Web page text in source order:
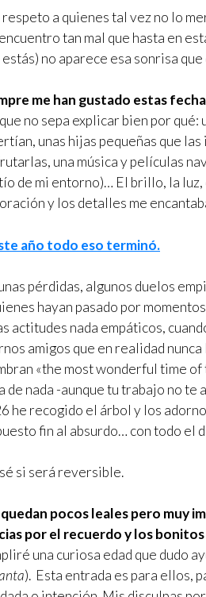
respeto a quienes tal vez no lo
tan mal que hasta en
estás) no aparece esa sonrisa
me han gustado estas
no sepa explicar bien por
unas hijas pequeñas que
una música y películas
de mi entorno)… El brillo, la
y los detalles me
año todo eso terminó.
pérdidas, algunos duelos
hayan pasado por
actitudes nada empáticos,
amigos que en realidad
«the most wonderful time
de nada -aunque tu trabajo no te
he recogido el árbol y los
fin al absurdo… con todo el
si será reversible.
pocos leales pero muy
por el recuerdo y los
una curiosa edad que dudo
). Esta entrada es para ellos,